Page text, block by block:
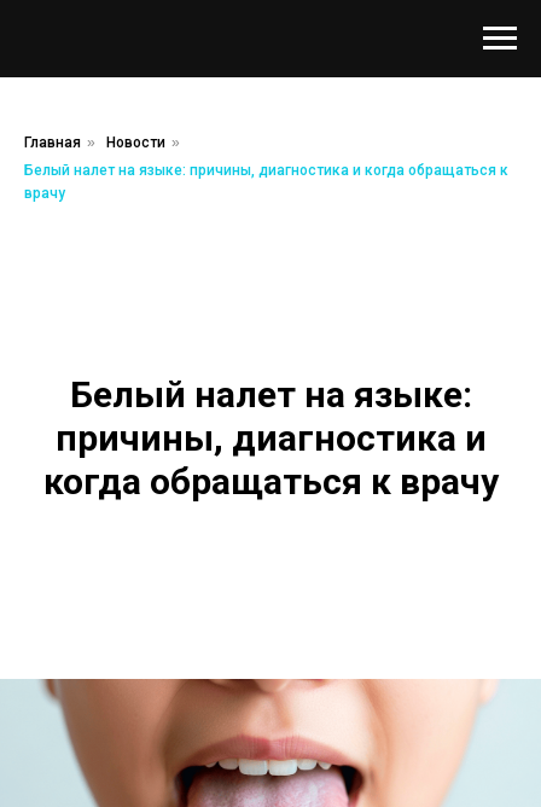
Главная » Новости »
Белый налет на языке: причины, диагностика и когда обращаться к
врачу
Белый налет на языке:
причины, диагностика и
когда обращаться к врачу